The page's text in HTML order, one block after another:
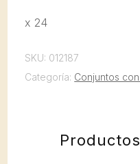
x 24
SKU: 012187
Categoría: Conjuntos